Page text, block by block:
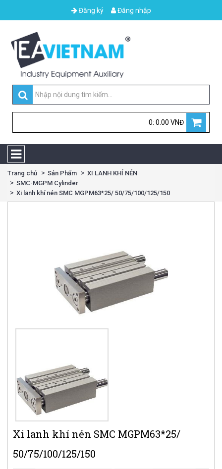
Đăng ký Đăng nhập
0: 0.00 VNĐ
Trang chủ Sản Phẩm
XI LANH KHÍ NÉN
SMC-MGPM Cylinder
Xi lanh khí nén SMC MGPM63*25/ 50/75/100/125/150
Xi lanh khí nén SMC MGPM63*25/
50/75/100/125/150